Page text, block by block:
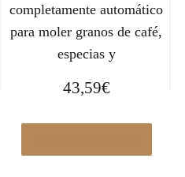
completamente automático
para moler granos de café,
especias y
43,59€